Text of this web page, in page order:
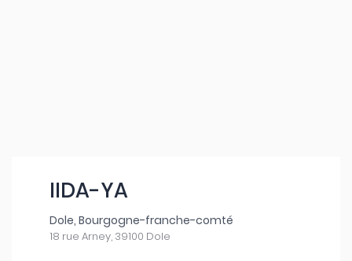
IIDA-YA
Dole, Bourgogne-franche-comté
18 rue Arney, 39100 Dole